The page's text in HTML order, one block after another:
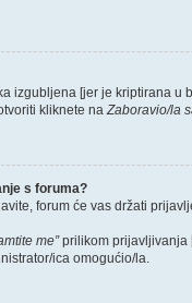
izgubljena [jer je kriptirana
kliknete naZaboravio/la
s foruma?
forum će vas držati
me”prilikom prijavljivanja
ica omogućio/la.